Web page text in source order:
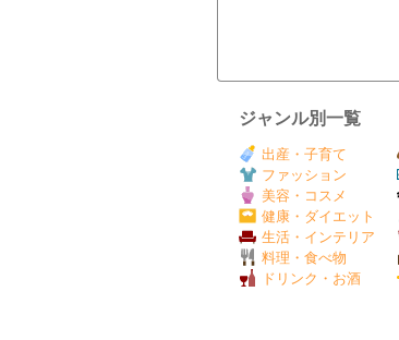
ジャンル別一覧
出産・子育て
ファッション
美容・コスメ
健康・ダイエット
生活・インテリア
料理・食べ物
ドリンク・お酒